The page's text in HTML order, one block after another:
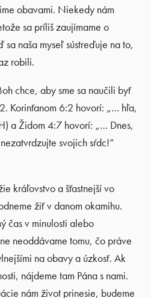
obavami. Niekedy nám
sa príliš zaujímame o
naša myseľ sústreďuje na to,
robili.
chce, aby sme sa naučili byť
Korinťanom 6:2 hovorí: „… hľa,
a Židom 4:7 hovorí: „… Dnes,
svojich sŕdc!“
kráľovstvo a šťastnejší vo
žiť v danom okamihu.
čas v minulosti alebo
neoddávame tomu, čo práve
na obavy a úzkosť. Ak
nájdeme tam Pána s nami.
nám život prinesie, budeme